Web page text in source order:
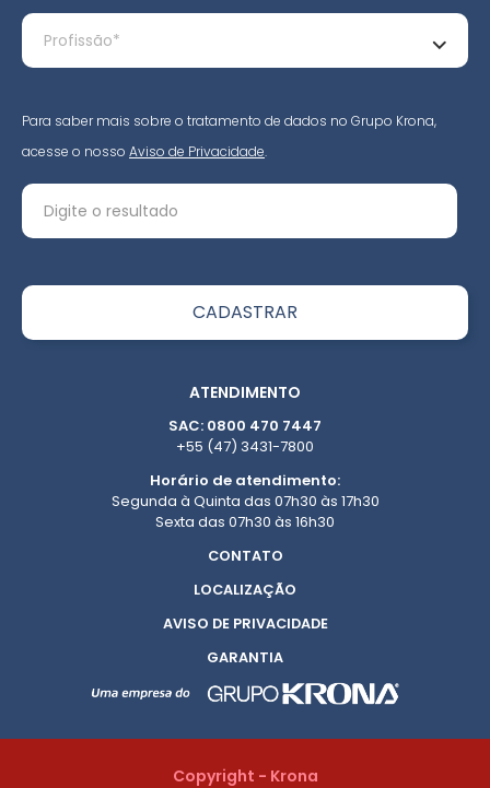
Para saber mais sobre o tratamento de dados no Grupo Krona,
acesse o nosso Aviso de Privacidade.
ATENDIMENTO
SAC: 0800 470 7447
+55 (47) 3431-7800
Horário de atendimento:
Segunda à Quinta das 07h30 às 17h30
Sexta das 07h30 às 16h30
CONTATO
LOCALIZAÇÃO
AVISO DE PRIVACIDADE
GARANTIA
Copyright - Krona